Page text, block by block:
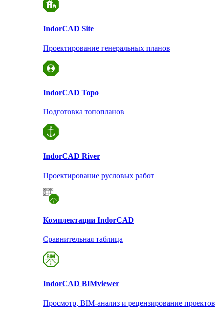
IndorCAD Site
Проектирование генеральных планов
IndorCAD Topo
Подготовка топопланов
IndorCAD River
Проектирование русловых работ
Комплектации IndorCAD
Сравнительная таблица
IndorCAD BIMviewer
Просмотр, BIM-анализ и рецензирование проектов